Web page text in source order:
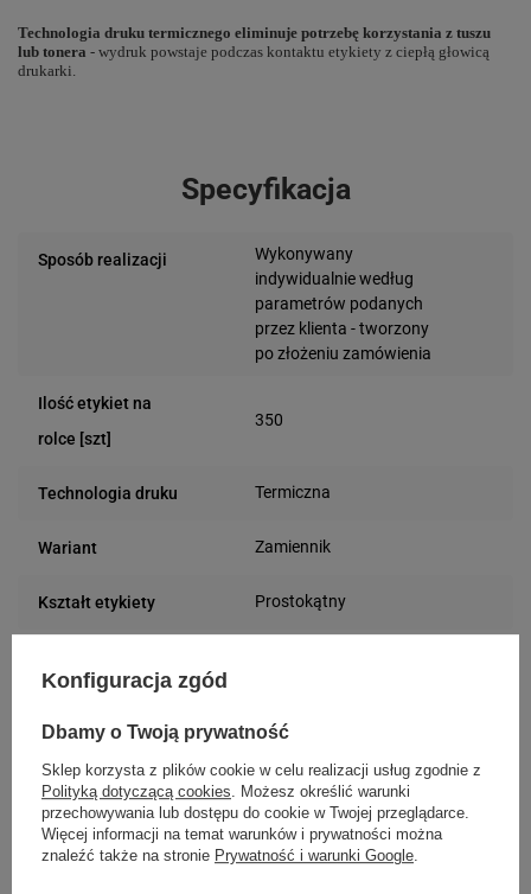
Technologia druku termicznego eliminuje potrzebę korzystania z tuszu
lub tonera - wydruk powstaje podczas kontaktu etykiety z ciepłą głowicą
drukarki.
Specyfikacja
Sposób realizacji
Wykonywany
indywidualnie według
parametrów podanych
przez klienta - tworzony
po złożeniu zamówienia
Ilość etykiet na
rolce [szt]
350
Technologia druku Termiczna
Wariant Zamiennik
Kształt etykiety Prostokątny
Kolor etykiety Czerwony
Rodzaj etykiety Uniwersalna
Konfiguracja zgód
Dbamy o Twoją prywatność
Sklep korzysta z plików cookie w celu realizacji usług zgodnie z
Polityką dotyczącą cookies . Możesz określić warunki
przechowywania lub dostępu do cookie w Twojej przeglądarce.
Więcej informacji na temat warunków i prywatności można
znaleźć także na stronie Prywatność i warunki Google